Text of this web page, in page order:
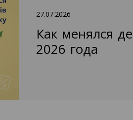
27.07.2026
Как менялся
2026 года